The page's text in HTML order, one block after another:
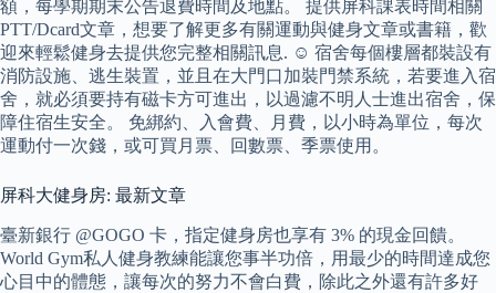
額，每學期期末公告退費時間及地點。 提供屏科課表時間相關
PTT/Dcard文章，想要了解更多有關運動與健身文章或書籍，歡
迎來輕鬆健身去提供您完整相關訊息. ☺ 宿舍每個樓層都裝設有
消防設施、逃生裝置，並且在大門口加裝門禁系統，若要進入宿
舍，就必須要持有磁卡方可進出，以過濾不明人士進出宿舍，保
障住宿生安全。 免綁約、入會費、月費，以小時為單位，每次
運動付一次錢，或可買月票、回數票、季票使用。
屏科大健身房: 最新文章
臺新銀行 @GOGO 卡，指定健身房也享有 3% 的現金回饋。
World Gym私人健身教練能讓您事半功倍，用最少的時間達成您
心目中的體態，讓每次的努力不會白費，除此之外還有許多好